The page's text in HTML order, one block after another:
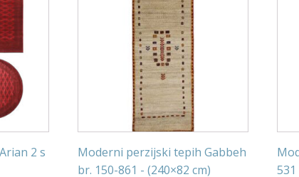
2 s
Moderni perzijski tepih Gabbeh
br. 150-861 - (240×82 cm)
531